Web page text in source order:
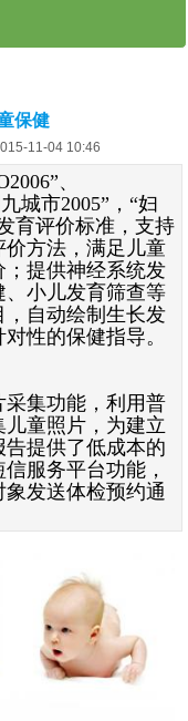
保健
11-04 10:46
、
城市2005”，“妇
育评价标准，支持
方法，满足儿童
提供神经系统发
小儿发育筛查等
，自动绘制生长发
性的保健指导。
集功能，利用普
童照片，为建立
告提供了低成本的
服务平台功能，
发送体检预约通